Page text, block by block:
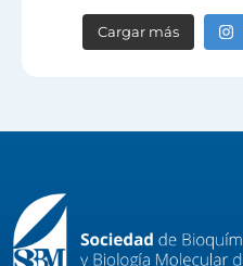
Cargar más